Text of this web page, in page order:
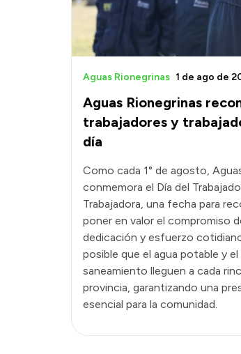
Aguas Rionegrinas
trabajadores y
día
Aguas Rionegrinas 1 de ago de
Como cada 1° de agosto,
conmemora el Día del
Trabajadora, una fecha para
poner en valor el compromiso
dedicación y esfuerzo
posible que el agua potable y
saneamiento lleguen a cada
provincia, garantizando una
esencial para la comunidad.